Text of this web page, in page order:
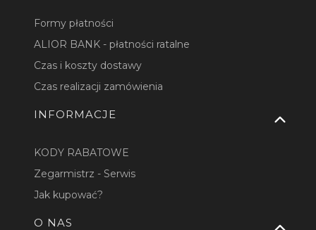
Formy płatności
ALIOR BANK - płatności ratalne
Czas i koszty dostawy
Czas realizacji zamówienia
INFORMACJE
KODY RABATOWE
Zegarmistrz - Serwis
Jak kupować?
O NAS